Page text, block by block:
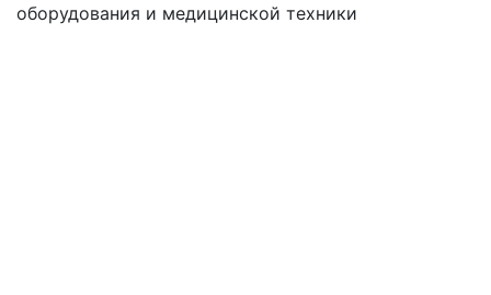
оборудования и медицинской техники